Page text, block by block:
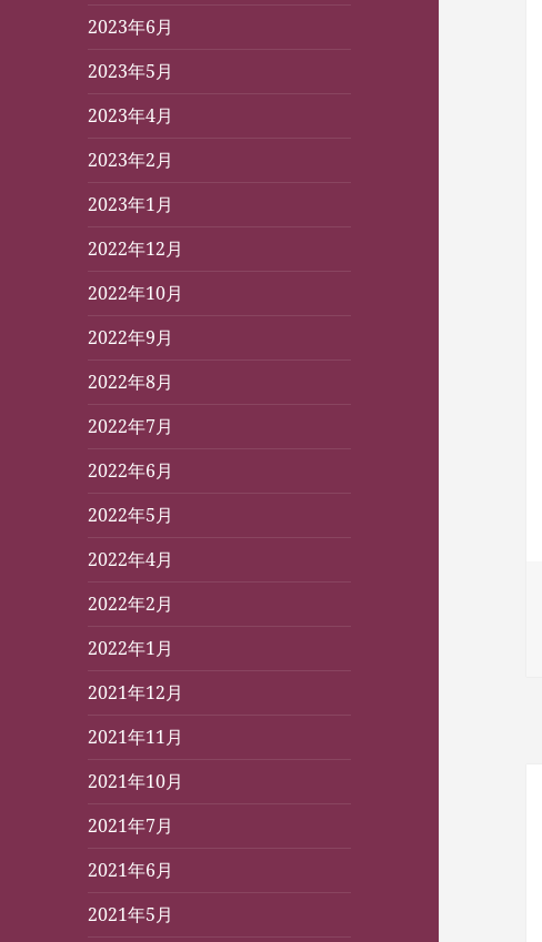
2023年6月
2023年5月
2023年4月
2023年2月
2023年1月
2022年12月
2022年10月
2022年9月
2022年8月
2022年7月
2022年6月
2022年5月
2022年4月
2022年2月
2022年1月
2021年12月
2021年11月
2021年10月
2021年7月
2021年6月
2021年5月